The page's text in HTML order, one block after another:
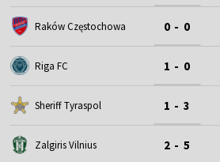
Raków Częstochowa 0 - 0
Riga FC 1 - 0
Sheriff Tyraspol 1 - 3
Zalgiris Vilnius 2 - 5